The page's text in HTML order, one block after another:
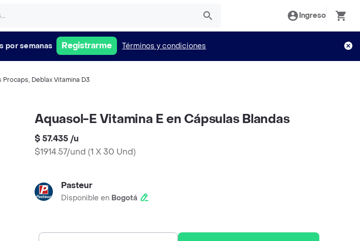
Ingreso
por semanas Registrarme Términos y condiciones
Procaps, Deblax Vitamina D3
Aquasol-E Vitamina E en Cápsulas Blandas
$ 57.435 /u
$1914.57/und (1 X 30 Und)
Pasteur
Disponible en Bogotá